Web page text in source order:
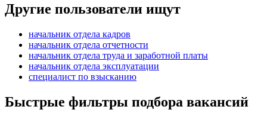
Другие пользователи ищут
начальник отдела кадров
начальник отдела отчетности
начальник отдела труда и заработной платы
начальник отдела эксплуатации
специалист по взысканию
Быстрые фильтры подбора вакансий